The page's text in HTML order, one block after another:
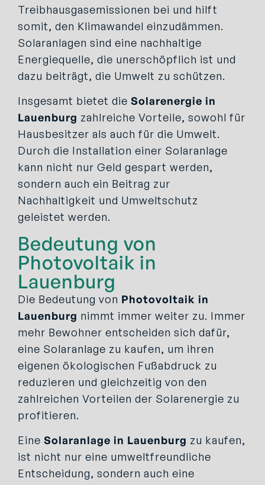
Treibhausgasemissionen bei und hilft
somit, den Klimawandel einzudämmen.
Solaranlagen sind eine nachhaltige
Energiequelle, die unerschöpflich ist und
dazu beiträgt, die Umwelt zu schützen.
Insgesamt bietet die Solarenergie in
Lauenburg zahlreiche Vorteile, sowohl für
Hausbesitzer als auch für die Umwelt.
Durch die Installation einer Solaranlage
kann nicht nur Geld gespart werden,
sondern auch ein Beitrag zur
Nachhaltigkeit und Umweltschutz
geleistet werden.
Bedeutung von
Photovoltaik in
Lauenburg
Die Bedeutung von Photovoltaik in
Lauenburg nimmt immer weiter zu. Immer
mehr Bewohner entscheiden sich dafür,
eine Solaranlage zu kaufen, um ihren
eigenen ökologischen Fußabdruck zu
reduzieren und gleichzeitig von den
zahlreichen Vorteilen der Solarenergie zu
profitieren.
Eine Solaranlage in Lauenburg zu kaufen,
ist nicht nur eine umweltfreundliche
Entscheidung, sondern auch eine